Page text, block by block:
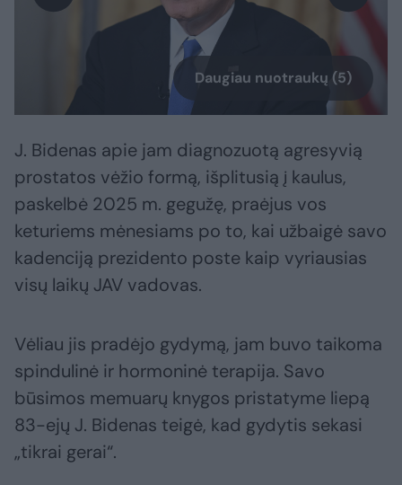
Daugiau nuotraukų (5)
J. Bidenas apie jam diagnozuotą agresyvią
prostatos vėžio formą, išplitusią į kaulus,
paskelbė 2025 m. gegužę, praėjus vos
keturiems mėnesiams po to, kai užbaigė savo
kadenciją prezidento poste kaip vyriausias
visų laikų JAV vadovas.
Vėliau jis pradėjo gydymą, jam buvo taikoma
spindulinė ir hormoninė terapija. Savo
būsimos memuarų knygos pristatyme liepą
83-ejų J. Bidenas teigė, kad gydytis sekasi
„tikrai gerai“.